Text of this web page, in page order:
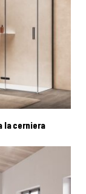
la cerniera